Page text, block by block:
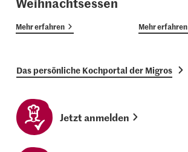
Mehr erfahren Mehr erfahren
Das persönliche Kochportal der Migros
Jetzt anmelden